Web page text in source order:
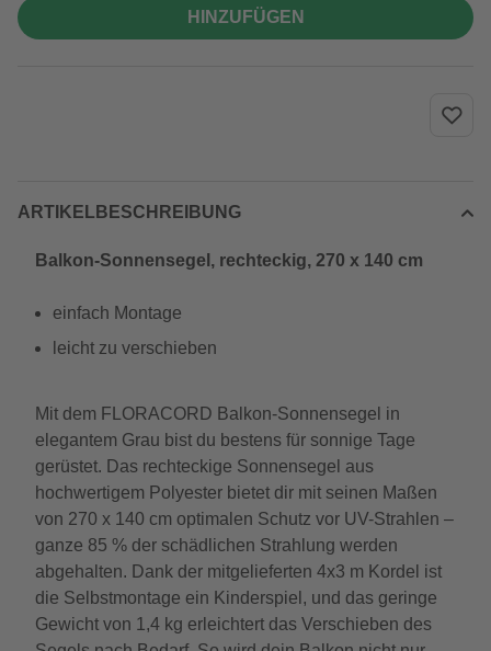
HINZUFÜGEN
ARTIKELBESCHREIBUNG
Balkon-Sonnensegel, rechteckig, 270 x 140 cm
einfach Montage
leicht zu verschieben
Mit dem FLORACORD Balkon-Sonnensegel in
elegantem Grau bist du bestens für sonnige Tage
gerüstet. Das rechteckige Sonnensegel aus
hochwertigem Polyester bietet dir mit seinen Maßen
von 270 x 140 cm optimalen Schutz vor UV-Strahlen –
ganze 85 % der schädlichen Strahlung werden
abgehalten. Dank der mitgelieferten 4x3 m Kordel ist
die Selbstmontage ein Kinderspiel, und das geringe
Gewicht von 1,4 kg erleichtert das Verschieben des